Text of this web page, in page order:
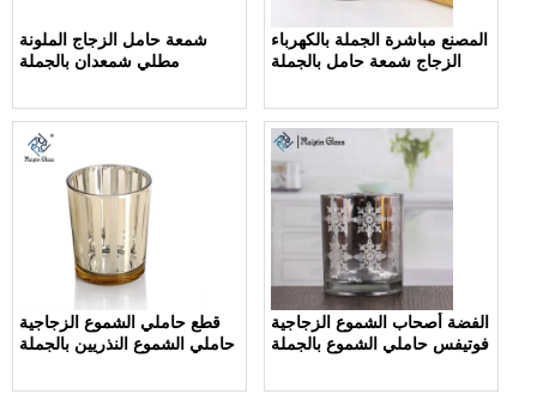
شمعة حامل الزجاج الملونة
مطلي شمعدان بالجملة
المصنع مباشرة الجملة بالكهرباء
الزجاج شمعة حامل بالجملة
قطع حاملي الشموع الزجاجية
حاملي الشموع النذريين بالجملة
الفضة أصحاب الشموع الزجاجية
فوتيفس حاملي الشموع بالجملة